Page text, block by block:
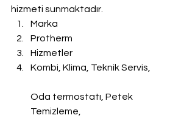
hizmeti sunmaktadır.
Marka
Protherm
Hizmetler
Kombi, Klima, Teknik Servis,
Oda termostatı, Petek
Temizleme,